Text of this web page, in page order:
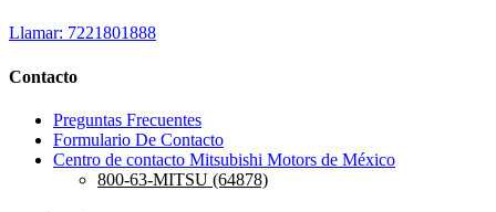
Llamar: 7221801888
Contacto
Preguntas Frecuentes
Formulario De Contacto
Centro de contacto Mitsubishi Motors de México
800-63-MITSU (64878)